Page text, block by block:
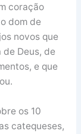
coração
dom de
novos que
de Deus, de
e que
os 10
catequeses,